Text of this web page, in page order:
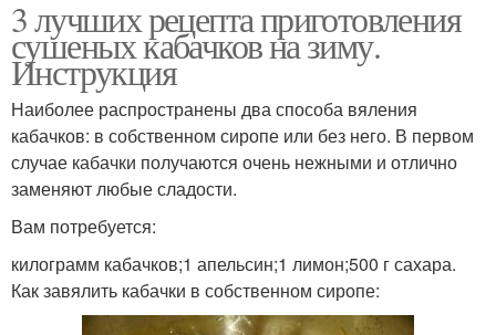
3 лучших рецепта приготовления
сушеных кабачков на зиму.
Инструкция
Наиболее распространены два способа вяления
кабачков: в собственном сиропе или без него. В первом
случае кабачки получаются очень нежными и отлично
заменяют любые сладости.
Вам потребуется:
килограмм кабачков;1 апельсин;1 лимон;500 г сахара.
Как завялить кабачки в собственном сиропе: